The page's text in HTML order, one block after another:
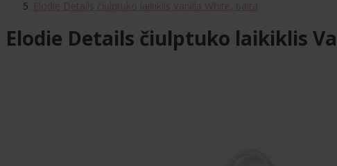
Elodie Details čiulptuko laikiklis